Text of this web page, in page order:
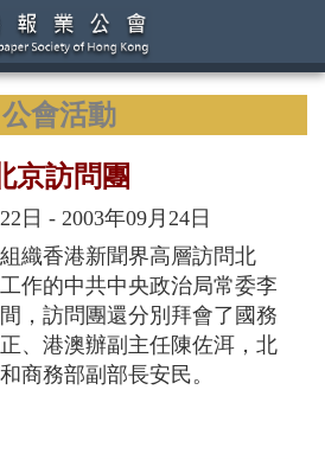
公會活動
京訪問團
日 - 2003年09月24日
織香港新聞界高層訪問北
作的中共中央政治局常委李
，訪問團還分別拜會了國務
、港澳辦副主任陳佐洱，北
商務部副部長安民。